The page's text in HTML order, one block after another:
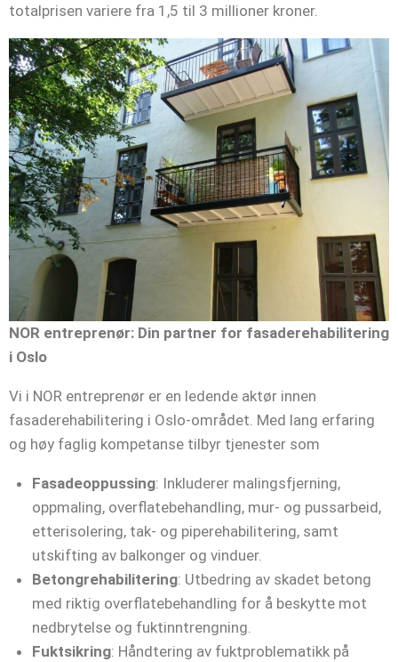
totalprisen variere fra 1,5 til 3 millioner kroner. ​
NOR entreprenør: Din partner for fasaderehabilitering
i Oslo
Vi i NOR entreprenør er en ledende aktør innen
fasaderehabilitering i Oslo-området. Med lang erfaring
og høy faglig kompetanse tilbyr tjenester som
Fasadeoppussing: Inkluderer malingsfjerning,
oppmaling, overflatebehandling, mur- og pussarbeid,
etterisolering, tak- og piperehabilitering, samt
utskifting av balkonger og vinduer. ​
Betongrehabilitering: Utbedring av skadet betong
med riktig overflatebehandling for å beskytte mot
nedbrytelse og fuktinntrengning. ​
Fuktsikring: Håndtering av fuktproblematikk på